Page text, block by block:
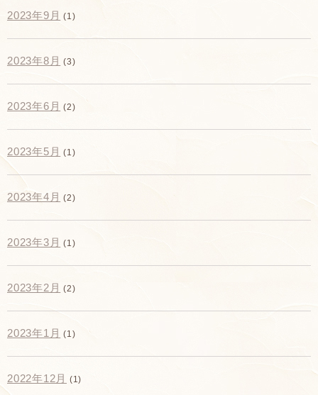
2023年9月 (1)
2023年8月 (3)
2023年6月 (2)
2023年5月 (1)
2023年4月 (2)
2023年3月 (1)
2023年2月 (2)
2023年1月 (1)
2022年12月 (1)